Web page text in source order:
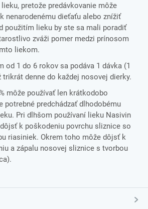
pretože predávkovanie môže
nenarodenému dieťaťu alebo znížiť
použitím lieku by ste sa mali poradiť
zváži pomer medzi prínosom
liekom.
od 1 do 6 rokov sa podáva 1 dávka (1
trikrát denne do každej nosovej dierky.
môže používať len krátkodobo
potrebné predchádzať dlhodobému
Pri dlhšom používaní lieku Nasivin
k poškodeniu povrchu sliznice so
riasiniek. Okrem toho môže dôjsť k
a zápalu nosovej sliznice s tvorbou